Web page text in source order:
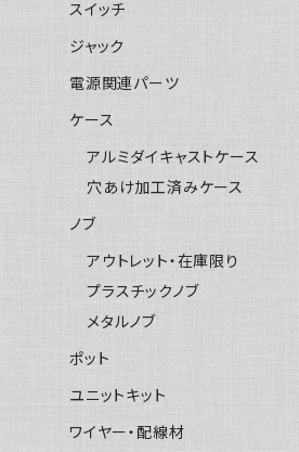
スイッチ
ジャック
電源関連パーツ
ケース
アルミダイキャストケース
穴あけ加工済みケース
ノブ
アウトレット・在庫限り
プラスチックノブ
メタルノブ
ポット
ユニットキット
ワイヤー・配線材